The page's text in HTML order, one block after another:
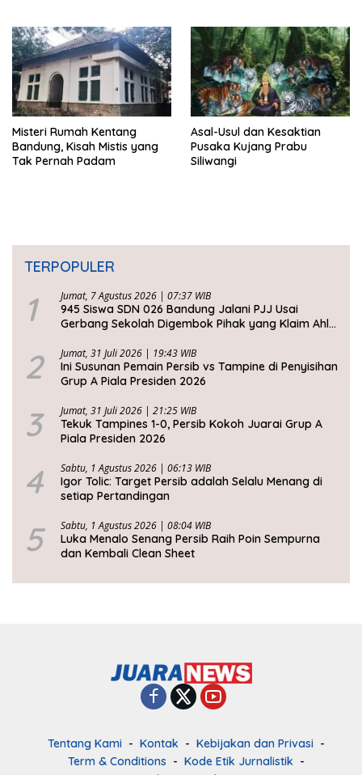
Misteri Rumah Kentang
Bandung, Kisah Mistis yang
Tak Pernah Padam
Asal-Usul dan Kesaktian
Pusaka Kujang Prabu
Siliwangi
TERPOPULER
1 Jumat, 7 Agustus 2026 | 07:37 WIB
945 Siswa SDN 026 Bandung Jalani PJJ Usai
Gerbang Sekolah Digembok Pihak yang Klaim Ahli
2 Jumat, 31 Juli 2026 | 19:43 WIB
Ini Susunan Pemain Persib vs Tampine di Penyisihan
Grup A Piala Presiden 2026
3 Jumat, 31 Juli 2026 | 21:25 WIB
Tekuk Tampines 1-0, Persib Kokoh Juarai Grup A
Piala Presiden 2026
4 Sabtu, 1 Agustus 2026 | 06:13 WIB
Igor Tolic: Target Persib adalah Selalu Menang di
setiap Pertandingan
5 Sabtu, 1 Agustus 2026 | 08:04 WIB
Luka Menalo Senang Persib Raih Poin Sempurna
dan Kembali Clean Sheet
Tentang Kami Kontak
Kebijakan dan Privasi
Term & Conditions
Kode Etik Jurnalistik